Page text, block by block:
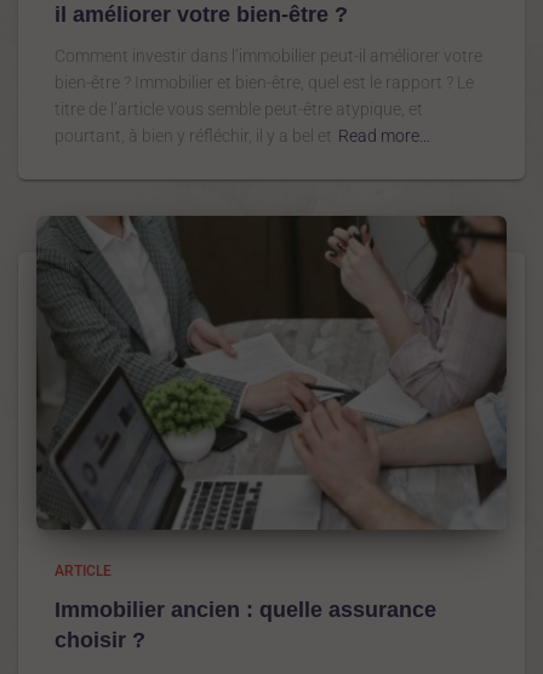
il améliorer votre bien-être ?
Comment investir dans l’immobilier peut-il améliorer votre
bien-être ? Immobilier et bien-être, quel est le rapport ? Le
titre de l’article vous semble peut-être atypique, et
pourtant, à bien y réfléchir, il y a bel et Read more…
ARTICLE
Immobilier ancien : quelle assurance
choisir ?